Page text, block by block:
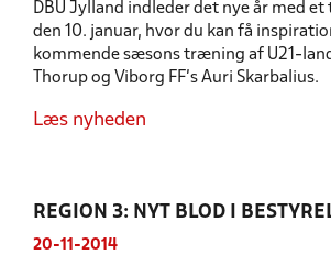
DBU Jylland indleder det nye år med
den 10. januar, hvor du kan få
kommende sæsons træning af U21-
Thorup og Viborg FF’s Auri Skarbalius.
Læs nyheden
REGION 3: NYT BLOD I
20-11-2014